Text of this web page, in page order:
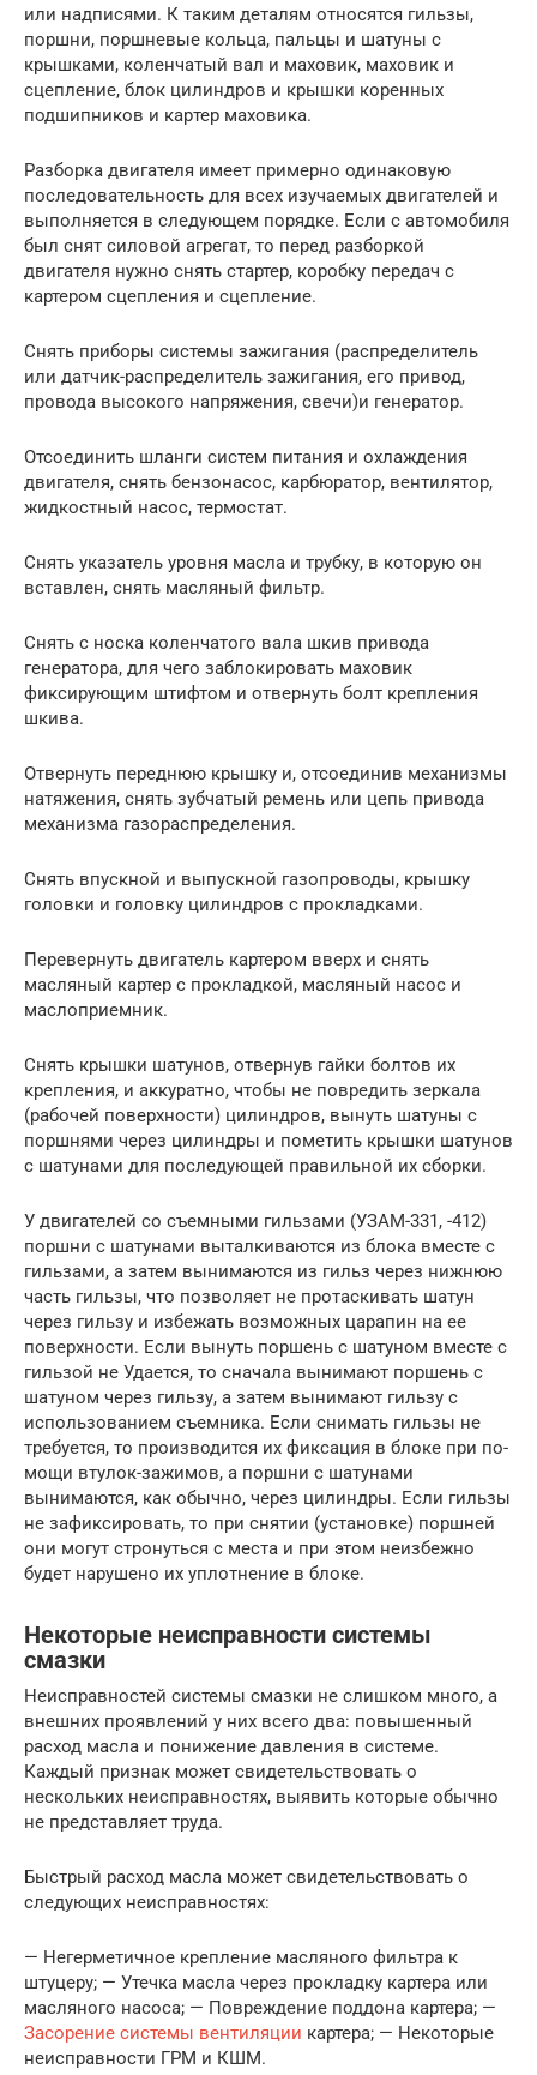
или надписями. К таким деталям относятся гильзы,
поршни, поршневые кольца, паль­цы и шатуны с
крышками, коленчатый вал и маховик, маховик и
сцепление, блок цилиндров и крышки коренных
подшипников и кар­тер маховика.
Разборка двигателя имеет примерно одинаковую
последователь­ность для всех изучаемых двигателей и
выполняется в следующем порядке. Если с автомобиля
был снят силовой агрегат, то перед раз­боркой
двигателя нужно снять стартер, коробку передач с
картером сцепления и сцепление.
Снять приборы системы зажигания (распределитель
или датчик-распределитель зажигания, его привод,
провода высокого напряже­ния, свечи)и генератор.
Отсоединить шланги систем питания и охлаждения
двигателя, снять бензонасос, карбюратор, вентилятор,
жидкостный насос, тер­мостат.
Снять указатель уровня масла и трубку, в которую он
вставлен, снять масляный фильтр.
Снять с носка коленчатого вала шкив привода
генератора, для чего заблокировать маховик
фиксирующим штифтом и отвернуть болт крепления
шкива.
Отвернуть переднюю крышку и, отсоединив механизмы
натяже­ния, снять зубчатый ремень или цепь привода
механизма газорасп­ределения.
Снять впускной и выпускной газопроводы, крышку
головки и головку цилиндров с прокладками.
Перевернуть двигатель картером вверх и снять
масляный картер с прокладкой, масляный насос и
маслоприемник.
Снять крышки шатунов, отвернув гайки болтов их
крепления, и аккуратно, чтобы не повредить зеркала
(рабочей поверхности) ци­линдров, вынуть шатуны с
поршнями через цилиндры и пометить крышки шатунов
с шатунами для последующей правильной их сбор­ки.
У двигателей со съемными гильзами (УЗАМ-331, -412)
поршни с шатунами выталкиваются из блока вместе с
гильзами, а затем выни­маются из гильз через нижнюю
часть гильзы, что позволяет не про­таскивать шатун
через гильзу и избежать возможных царапин на ее
поверхности. Если вынуть поршень с шатуном вместе с
гильзой не Удается, то сначала вынимают поршень с
шатуном через гильзу, а затем вынимают гильзу с
использованием съемника. Если снимать гильзы не
требуется, то производится их фиксация в блоке при по­
мощи втулок-зажимов, а поршни с шатунами
вынимаются, как обычно, через цилиндры. Если гильзы
не зафиксировать, то при снятии (установке) поршней
они могут стронуться с места и при этом неизбежно
будет нарушено их уплотнение в блоке.
Некоторые неисправности системы
смазки
Неисправностей системы смазки не слишком много, а
внешних проявлений у них всего два: повышенный
расход масла и понижение давления в системе.
Каждый признак может свидетельствовать о
нескольких неисправностях, выявить которые обычно
не представляет труда.
Быстрый расход масла может свидетельствовать о
следующих неисправностях:
— Негерметичное крепление масляного фильтра к
штуцеру; — Утечка масла через прокладку картера или
масляного насоса; — Повреждение поддона картера; —
Засорение системы вентиляции картера; — Некоторые
неисправности ГРМ и КШМ.